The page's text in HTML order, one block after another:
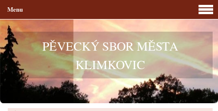
PĚVECKÝ SBOR MĚSTA
KLIMKOVIC
Menu